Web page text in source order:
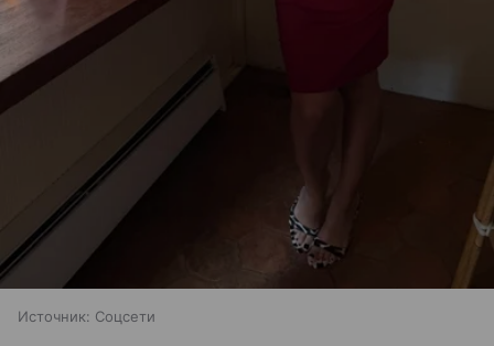
Источник: Соцсети